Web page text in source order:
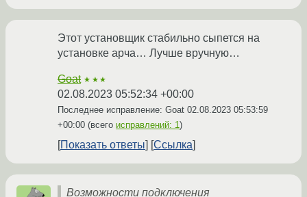
Этот установщик стабильно сыпется на
установке арча… Лучше вручную…
Goat ★★★
02.08.2023 05:52:34 +00:00
Последнее исправление: Goat 02.08.2023 05:53:59
+00:00 (всего исправлений: 1)
Показать ответы Ссылка
Возможности подключения